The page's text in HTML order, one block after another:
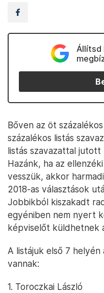
Állítsd
Bőven az öt
százalékos listás
listás szavazattal
Hazánk, ha az
vesszük, akkor
2018-as választások
Jobbikból kiszakadt
egyéniben nem nyert
képviselőt küldhetnek
A listájuk első 7
vannak:
1. Toroczkai László